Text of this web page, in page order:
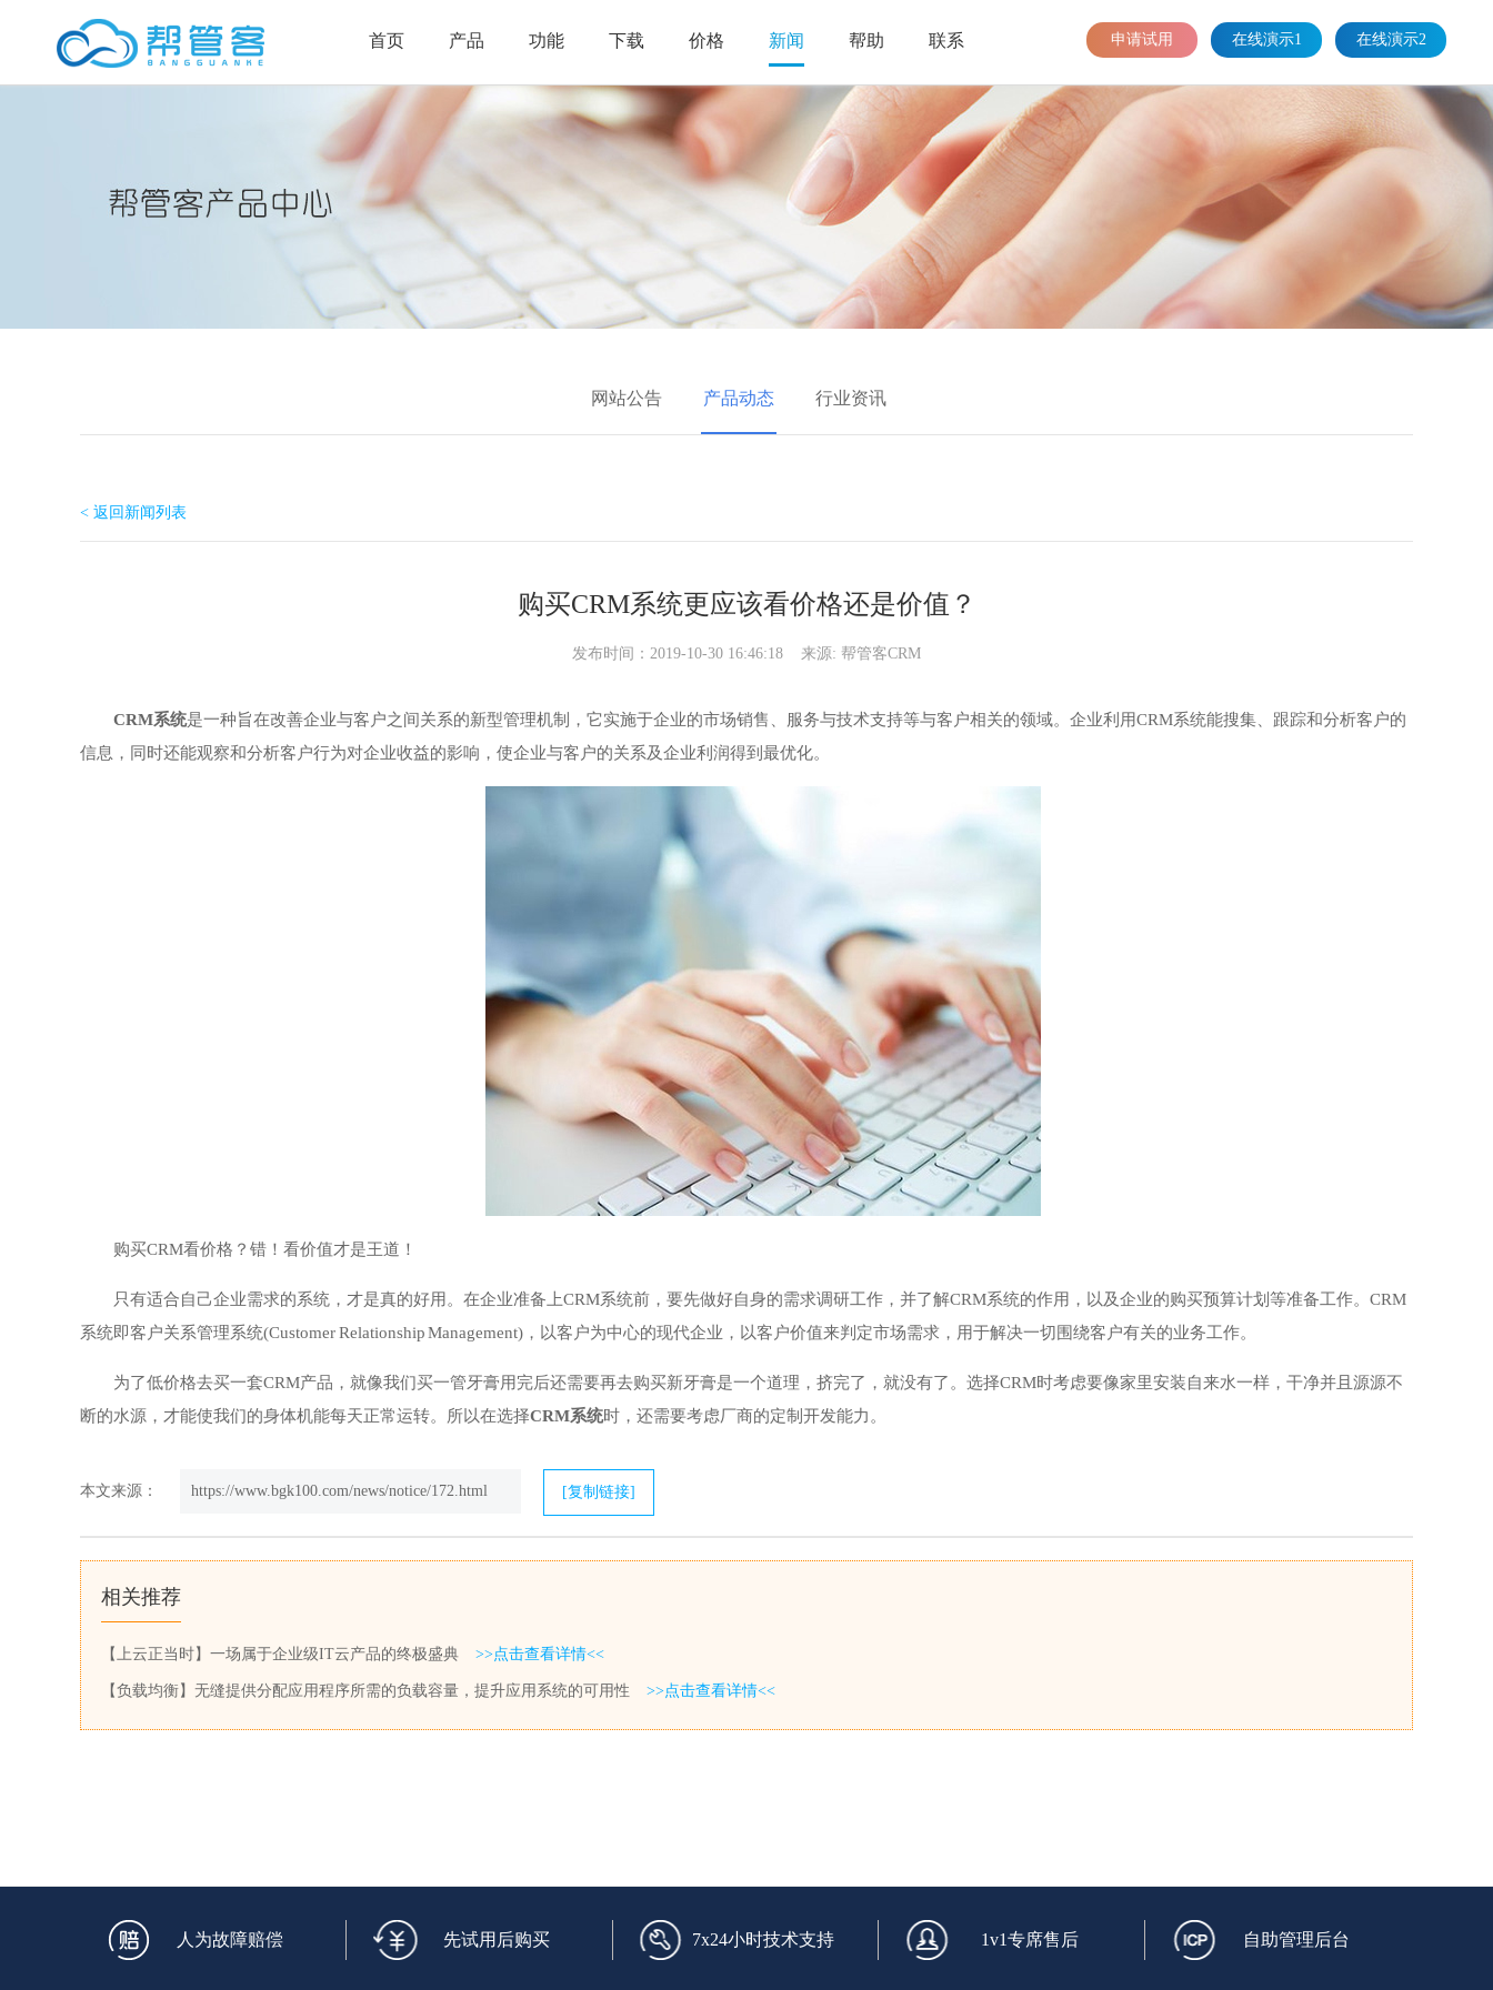
首页 产品 功能 下载 价格 新闻 帮助 联系 申请试用 在线演示1 在线演示2
网站公告 产品动态 行业资讯
< 返回新闻列表
购买CRM系统更应该看价格还是价值？
发布时间：2019-10-30 16:46:18 来源: 帮管客CRM
CRM系统是一种旨在改善企业与客户之间关系的新型管理机制，它实施于企业的市场销售、服务与技术支持等与客户相关的领域。企业利用CRM系统能搜集、跟踪和分析客户的
信息，同时还能观察和分析客户行为对企业收益的影响，使企业与客户的关系及企业利润得到最优化。
购买CRM看价格？错！看价值才是王道！
只有适合自己企业需求的系统，才是真的好用。在企业准备上CRM系统前，要先做好自身的需求调研工作，并了解CRM系统的作用，以及企业的购买预算计划等准备工作。CRM
系统即客户关系管理系统(Customer Relationship Management)，以客户为中心的现代企业，以客户价值来判定市场需求，用于解决一切围绕客户有关的业务工作。
为了低价格去买一套CRM产品，就像我们买一管牙膏用完后还需要再去购买新牙膏是一个道理，挤完了，就没有了。选择CRM时考虑要像家里安装自来水一样，干净并且源源不
断的水源，才能使我们的身体机能每天正常运转。所以在选择CRM系统时，还需要考虑厂商的定制开发能力。
本文来源： https://www.bgk100.com/news/notice/172.html [复制链接]
相关推荐
【上云正当时】一场属于企业级IT云产品的终极盛典 >>点击查看详情<<
【负载均衡】无缝提供分配应用程序所需的负载容量，提升应用系统的可用性 >>点击查看详情<<
人为故障赔偿 先试用后购买 7x24小时技术支持 1v1专席售后 自助管理后台